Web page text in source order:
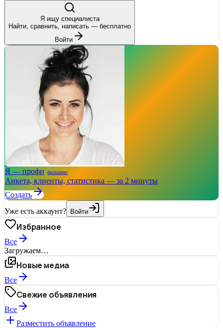
Я ищу специалиста
Найти, сравнить, написать — бесплатно
Войти
Я — профи бесплатно
Анкета, клиенты, статистика — за 2 минуты
Создать
Уже есть аккаунт? Войти
Избранное
Все
Загружаем…
Новые медиа
Все
Свежие объявления
Все
Разместить объявление